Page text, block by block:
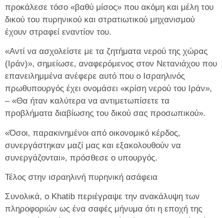
προκάλεσε τόσο «βαθύ μίσος» που ακόμη και μέλη του
δικού του πυρηνικού και στρατιωτικού μηχανισμού
έχουν στραφεί εναντίον του.
«Αντί να ασχολείστε με τα ζητήματα νερού της χώρας
(Ιράν)», σημείωσε, αναφερόμενος στον Νετανιάχου που
επανειλημμένα ανέφερε αυτό που ο Ισραηλινός
πρωθυπουργός έχει ονομάσει «κρίση νερού του Ιράν»,
– «Θα ήταν καλύτερα να αντιμετωπίσετε τα
προβλήματα διαβίωσης του δικού σας προσωπικού».
«Όσοι, παρακινημένοι από οικονομικό κέρδος,
συνεργάστηκαν μαζί μας και εξακολουθούν να
συνεργάζονται», πρόσθεσε ο υπουργός.
Τέλος στην ισραηλινή πυρηνική ασάφεια
Συνολικά, ο Khatib περιέγραψε την ανακάλυψη των
πληροφοριών ως ένα σαφές μήνυμα ότι η εποχή της